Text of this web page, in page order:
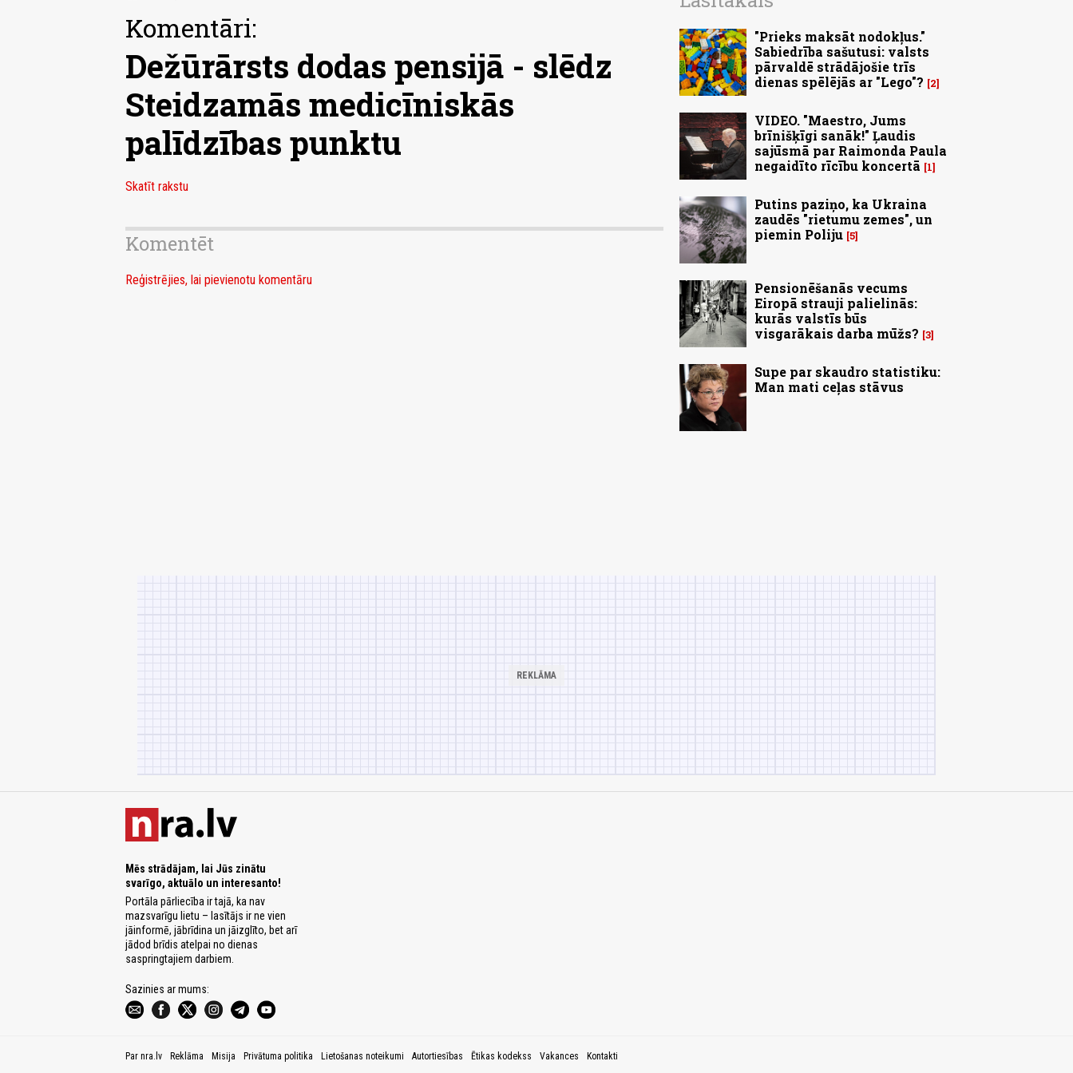
Komentāri:
Dežūrārsts dodas pensijā - slēdz
Steidzamās medicīniskās
palīdzības punktu
Skatīt rakstu
Komentēt
Reģistrējies, lai pievienotu komentāru
"Prieks maksāt nodokļus."
Sabiedrība sašutusi: valsts
pārvaldē strādājošie trīs
dienas spēlējās ar "Lego"?
2
VIDEO. "Maestro, Jums
brīnišķīgi sanāk!" Ļaudis
sajūsmā par Raimonda Paula
negaidīto rīcību koncertā
1
Putins paziņo, ka Ukraina
zaudēs "rietumu zemes", un
piemin Poliju 5
Pensionēšanās vecums
Eiropā strauji palielinās:
kurās valstīs būs
visgarākais darba mūžs? 3
Supe par skaudro statistiku:
Man mati ceļas stāvus
Mēs strādājam, lai Jūs zinātu
svarīgo, aktuālo un interesanto!
Portāla pārliecība ir tajā, ka nav
mazsvarīgu lietu – lasītājs ir ne vien
jāinformē, jābrīdina un jāizglīto, bet arī
jādod brīdis atelpai no dienas
saspringtajiem darbiem.
Sazinies ar mums:
Par nra.lv Reklāma Misija Privātuma politika Lietošanas noteikumi Autortiesības Ētikas kodekss Vakances Kontakti